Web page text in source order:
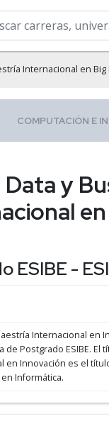
Internacional en
y
en
ESIBE -
Internacional en
Postgrado ESIBE. El
en Innovación es el
Informática.